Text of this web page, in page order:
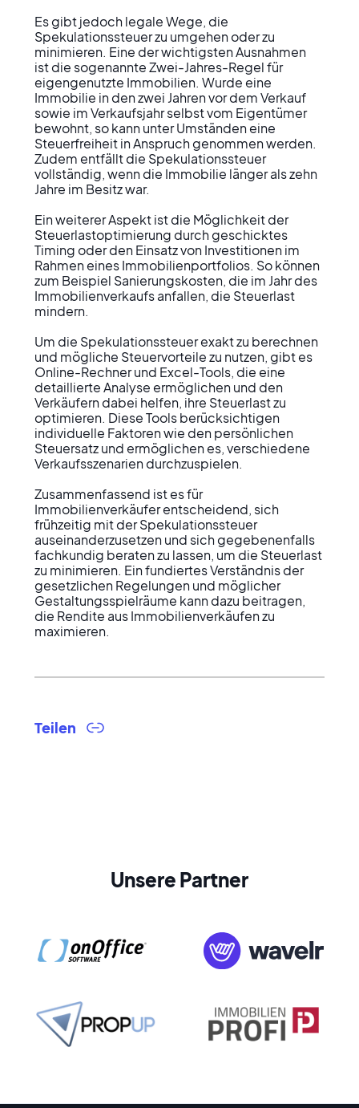
Es gibt jedoch legale Wege, die
Spekulationssteuer zu umgehen oder zu
minimieren. Eine der wichtigsten Ausnahmen
ist die sogenannte Zwei-Jahres-Regel für
eigengenutzte Immobilien. Wurde eine
Immobilie in den zwei Jahren vor dem Verkauf
sowie im Verkaufsjahr selbst vom Eigentümer
bewohnt, so kann unter Umständen eine
Steuerfreiheit in Anspruch genommen werden.
Zudem entfällt die Spekulationssteuer
vollständig, wenn die Immobilie länger als zehn
Jahre im Besitz war.
Ein weiterer Aspekt ist die Möglichkeit der
Steuerlastoptimierung durch geschicktes
Timing oder den Einsatz von Investitionen im
Rahmen eines Immobilienportfolios. So können
zum Beispiel Sanierungskosten, die im Jahr des
Immobilienverkaufs anfallen, die Steuerlast
mindern.
Um die Spekulationssteuer exakt zu berechnen
und mögliche Steuervorteile zu nutzen, gibt es
Online-Rechner und Excel-Tools, die eine
detaillierte Analyse ermöglichen und den
Verkäufern dabei helfen, ihre Steuerlast zu
optimieren. Diese Tools berücksichtigen
individuelle Faktoren wie den persönlichen
Steuersatz und ermöglichen es, verschiedene
Verkaufsszenarien durchzuspielen.
Zusammenfassend ist es für
Immobilienverkäufer entscheidend, sich
frühzeitig mit der Spekulationssteuer
auseinanderzusetzen und sich gegebenenfalls
fachkundig beraten zu lassen, um die Steuerlast
zu minimieren. Ein fundiertes Verständnis der
gesetzlichen Regelungen und möglicher
Gestaltungsspielräume kann dazu beitragen,
die Rendite aus Immobilienverkäufen zu
maximieren.
Teilen
Unsere Partner